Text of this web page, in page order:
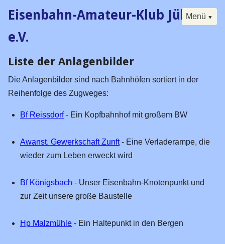
Menü
Eisenbahn-Amateur-Klub Jülich
e.V.
Navigation
Start
Der Klub
Forum
Besucherfahrtag
Digital
Vorstand / Satzung
Liste der Anlagenbilder
Die Anlagenbilder sind nach Bahnhöfen sortiert in der
Reihenfolge des Zugweges:
Bf Reissdorf- Ein Kopfbahnhof mit großem BW
Awanst. Gewerkschaft Zunft- Eine Verladerampe, die
wieder zum Leben erweckt wird
Bf Königsbach - Unser Eisenbahn-Knotenpunkt und
zur Zeit unsere große Baustelle
Hp Malzmühle - Ein Haltepunkt in den Bergen